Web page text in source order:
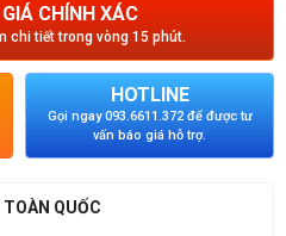
CHÍNH XÁC
chi tiết trong vòng 15 phút.
HOTLINE
Gọi ngay 093.6611.372 để được tư
vấn báo giá hỗ trợ.
QUỐC